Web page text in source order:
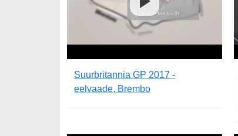
Suurbritannia GP 2017 -
eelvaade, Brembo